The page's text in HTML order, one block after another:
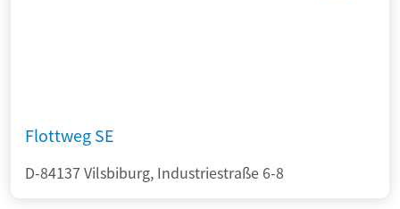
Flottweg SE
D-84137 Vilsbiburg, Industriestraße 6-8